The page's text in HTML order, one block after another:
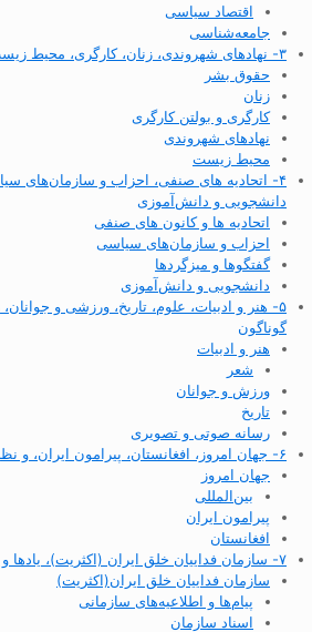
اقتصاد سیاسی
جامعه‌شناسی
۳- نهادهای شهروندی، زنان، کارگری، محیط زیست، و حقوق بشر
حقوق بشر
زنان
کارگری و بولتن کارگری
نهادهای شهروندی
محیط زیست
۴- اتحادیه های صنفی، احزاب و سازمان‌های
دانشجویی و دانش‌آموزی
اتحادیه ها و کانون های صنفی
احزاب و سازمان‌های سیاسی
گفتگوها و میزگردها
دانشجویی و دانش‌آموزی
۵- هنر و ادبیات، علوم، تاریخ، ورزشی و
گوناگون
هنر و ادبیات
شعر
ورزش و جوانان
تاریخ
رسانه صوتی و تصویری
۶- جهان امروز، افغانستان، پیرامون ایران، و نظرات شما
جهان امروز
بین‌المللی
پیرامون ایران
افغانستان
۷- سازمان فداییان خلق ایران (اکثریت)، یادها و خاطره ها، کتابخانه مجازی
سازمان فداییان خلق ایران(اکثریت)
پیام‌ها و اطلاعیه‌های سازمانی
اسناد سازمان